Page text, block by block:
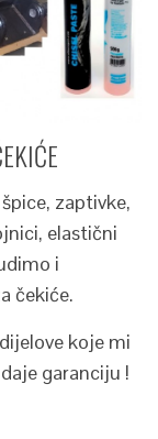
zaptivke,
elastični
i
čekiće.
koje mi
garanciju !